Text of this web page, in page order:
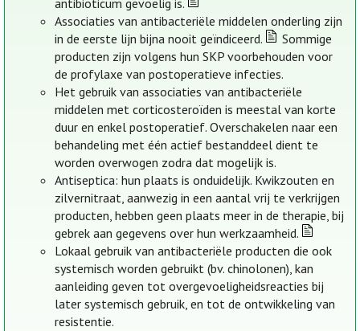
antibioticum gevoelig is.
Associaties van antibacteriële middelen onderling zijn
in de eerste lijn bijna nooit geïndiceerd.
Sommige
producten zijn volgens hun SKP voorbehouden voor
de profylaxe van postoperatieve infecties.
Het gebruik van associaties van antibacteriële
middelen met corticosteroïden is meestal van korte
duur en enkel postoperatief. Overschakelen naar een
behandeling met één actief bestanddeel dient te
worden overwogen zodra dat mogelijk is.
Antiseptica: hun plaats is onduidelijk. Kwikzouten en
zilvernitraat, aanwezig in een aantal vrij te verkrijgen
producten, hebben geen plaats meer in de therapie, bij
gebrek aan gegevens over hun werkzaamheid.
Lokaal gebruik van antibacteriële producten die ook
systemisch worden gebruikt (bv. chinolonen), kan
aanleiding geven tot overgevoeligheidsreacties bij
later systemisch gebruik, en tot de ontwikkeling van
resistentie.